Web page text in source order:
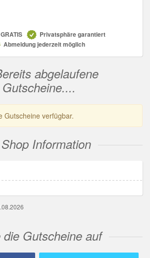
Privatsphäre garantiert
Abmeldung jederzeit möglich
abgelaufene
Gutscheine....
Gutscheine verfügbar.
Information
die Gutscheine auf